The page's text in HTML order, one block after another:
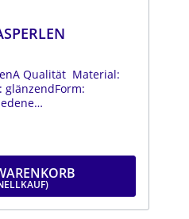
Qualität Material:
glänzendForm: